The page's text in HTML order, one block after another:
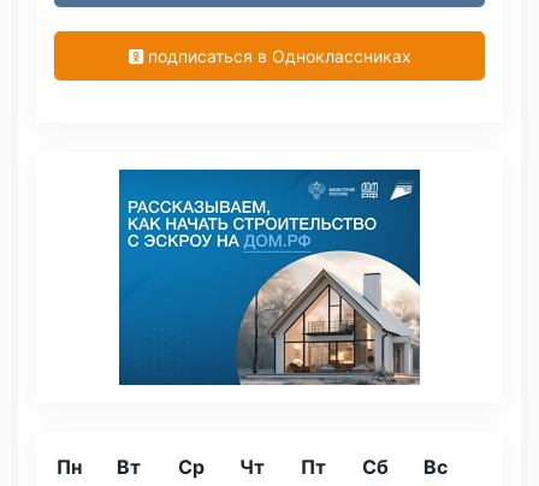
подписаться в Одноклассниках
Пн Вт Ср Чт Пт Сб Вс